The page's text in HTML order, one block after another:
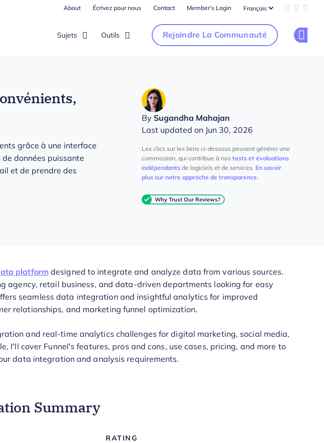
About Écrivez pour nous Contact Member's Login Add us
Follow
Sujets Outils Rejoindre La Communauté
grâce à une interface
données puissante
et de prendre des
By Sugandha Mahajan
Last updated on Jun 30, 2026
Les clics sur les liens ci-dessous peuvent générer une
commission, qui contribue à nos tests et évaluations
indépendants de logiciels et de services. En savoir
plus sur notre approche de transparence.
Why Trust Our Reviews?
platformdesigned to integrate and analyze data from various sources.
agency, retail business, and data-driven departments looking for easy
seamless data integration and insightful analytics for improved
relationships, and marketing funnel optimization.
and real-time analytics challenges for digital marketing, social media,
I'll cover Funnel's features, pros and cons, use cases, pricing, and more to
data integration and analysis requirements.
Summary
RATING